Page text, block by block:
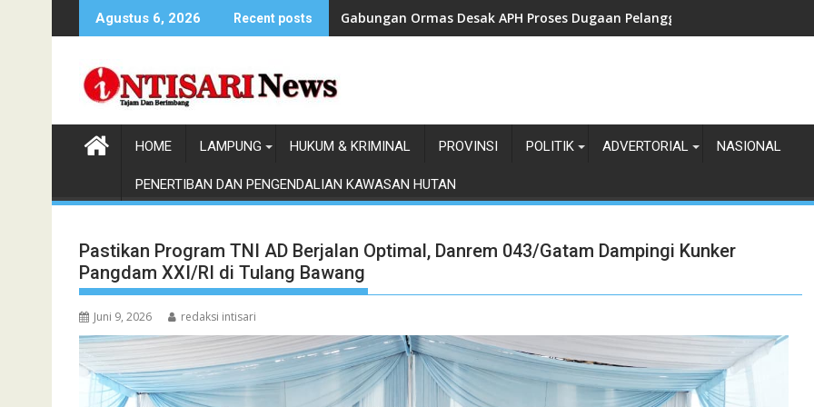
to
Agustus 6, 2026 Recent posts Gabungan Ormas Desak APH Proses Dugaan Pelanggaran UU ITE Dengan
HOME LAMPUNG HUKUM & KRIMINAL PROVINSI POLITIK ADVERTORIAL NASIONAL
PENERTIBAN DAN PENGENDALIAN KAWASAN HUTAN
Pastikan Program TNI AD Berjalan Optimal, Danrem 043/Gatam Dampingi Kunker
Pangdam XXI/RI di Tulang Bawang
Juni 9, 2026 redaksi intisari